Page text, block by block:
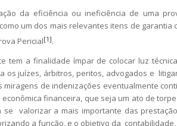
da eficiência ou ineficiência de uma
um dos mais relevantes itens de
Pericial[1].
tem a finalidade ímpar de colocar luz
os juízes, árbitros, peritos, advogados e
miragens de indenizações eventualmente
financeira, que seja um ato de
valorizar a mais importante das
a função, e o objetivo da